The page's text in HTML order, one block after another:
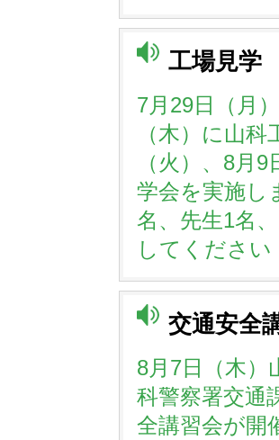
工場見学
7月29日（月
（木）に山
（火）、8月
学会を実施し
名、先生1名
してくださ
交通安全
8月7日（木）
科警察署交通
全講習会が開